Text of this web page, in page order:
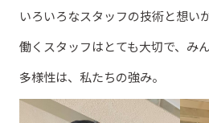
いろいろなスタッフの技術と想い
働くスタッフはとても大切で、み
多様性は、私たちの強み。